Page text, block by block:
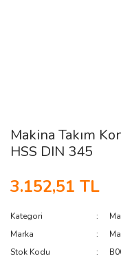
Makina Takım
HSS DIN 345
3.152,51 TL
Kategori
Marka
Stok Kodu